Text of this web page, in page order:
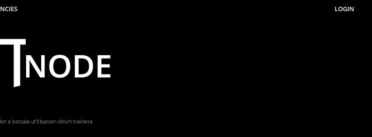
LOGIN
a betzala uf Elsasser-ditsch trainiera